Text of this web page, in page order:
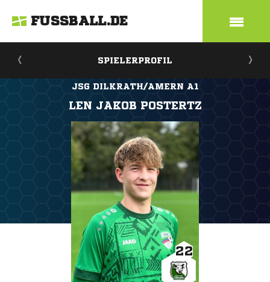
FUSSBALL.DE
SPIELERPROFIL
JSG DILKRATH/AMERN A1
LEN JAKOB POSTERTZ
22